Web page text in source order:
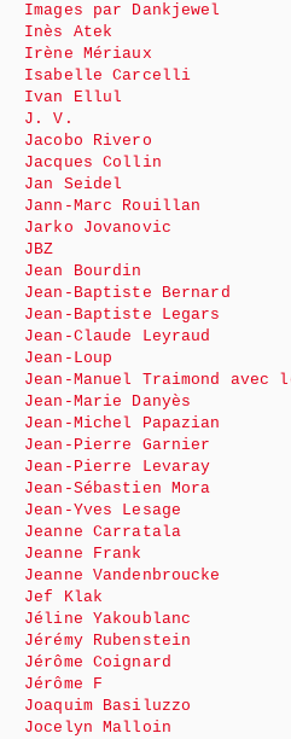
Images par Dankjewel
Inès Atek
Irène Mériaux
Isabelle Carcelli
Ivan Ellul
J. V.
Jacobo Rivero
Jacques Collin
Jan Seidel
Jann-Marc Rouillan
Jarko Jovanovic
JBZ
Jean Bourdin
Jean-Baptiste Bernard
Jean-Baptiste Legars
Jean-Claude Leyraud
Jean-Loup
Jean-Manuel Traimond
Jean-Marie Danyès
Jean-Michel Papazian
Jean-Pierre Garnier
Jean-Pierre Levaray
Jean-Sébastien Mora
Jean-Yves Lesage
Jeanne Carratala
Jeanne Frank
Jeanne Vandenbroucke
Jef Klak
Jéline Yakoublanc
Jérémy Rubenstein
Jérôme Coignard
Jérôme F
Joaquim Basiluzzo
Jocelyn Malloin